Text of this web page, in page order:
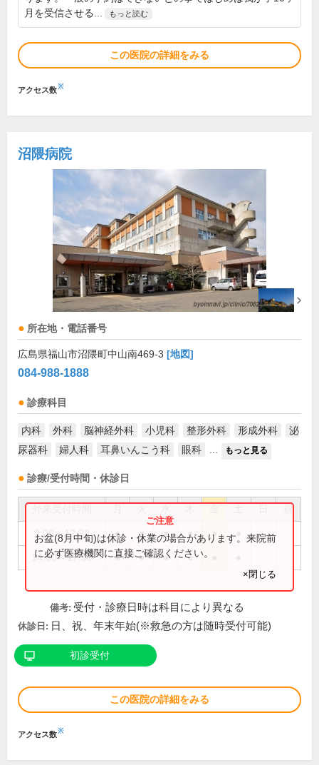
月を受信させる...
もっと読む
この医院の詳細をみる
アクセス数※
沼隈病院
所在地・電話番号
広島県福山市沼隈町中山南469-3 [地図]
084-988-1888
診療科目
内科 外科 脳神経外科 小児科 整形外科 形成外科
泌
尿器科
婦人科 耳鼻いんこう科 眼科 もっと見る
診療/受付時間・休診日
祝
9:00～12:30 ● ● ● ● ●
14:30～17:30 ● ● ● ●
お盆(8月中旬)は休診・休業の場合があります。来院前
に必ず医療機関に直接ご確認ください。
×閉じる
備考: 受付・診療日時は科目により異なる
休診日: 日、祝、年末年始(※救急の方は随時受付可能)
初診受付
この医院の詳細をみる
アクセス数※